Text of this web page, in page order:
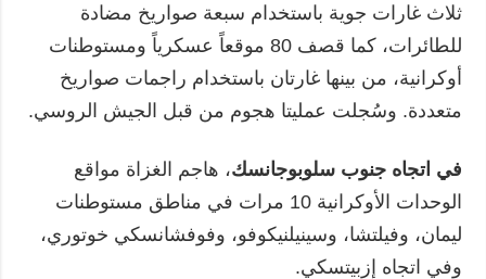
ثلاث غارات جوية باستخدام سبعة صواريخ مضادة
للطائرات، كما قصف 80 موقعاً عسكرياً ومستوطنات
أوكرانية، من بينها غارتان باستخدام راجمات صواريخ
متعددة. وسُجلت عمليتا هجوم من قبل الجيش الروسي.
في اتجاه جنوب سلوبوجانسك، هاجم الغزاة مواقع
الوحدات الأوكرانية 10 مرات في مناطق مستوطنات
ليمان، وفيلتشا، وسينيلنيكوفو، وفوفشانسكي خوتوري،
وفي اتجاه إزبيتسكي.